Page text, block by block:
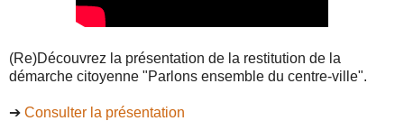
(Re)Découvrez la présentation de la restitution de la
démarche citoyenne "Parlons ensemble du centre-ville".
➔ Consulter la présentation